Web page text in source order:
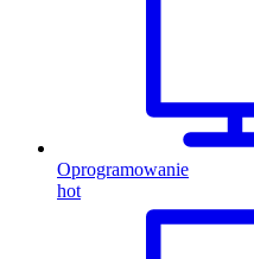
Oprogramowanie
hot